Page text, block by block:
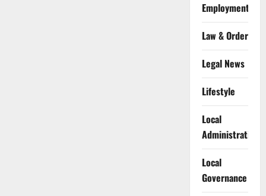
Employment
Law & Order
Legal News
Lifestyle
Local
Administration
Local
Governance